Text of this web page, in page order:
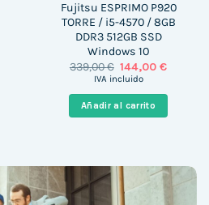
Fujitsu ESPRIMO P920
TORRE / i5-4570 / 8GB
DDR3 512GB SSD
Windows 10
339,00€ El
precio
era:
339,00 €.
144,00€El
es:
144,00
IVA incluido
Añadir al carrito